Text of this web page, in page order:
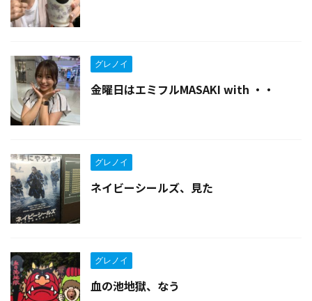
グレノイ
金曜日はエミフルMASAKI with ・・
グレノイ
ネイビーシールズ、見た
グレノイ
血の池地獄、なう